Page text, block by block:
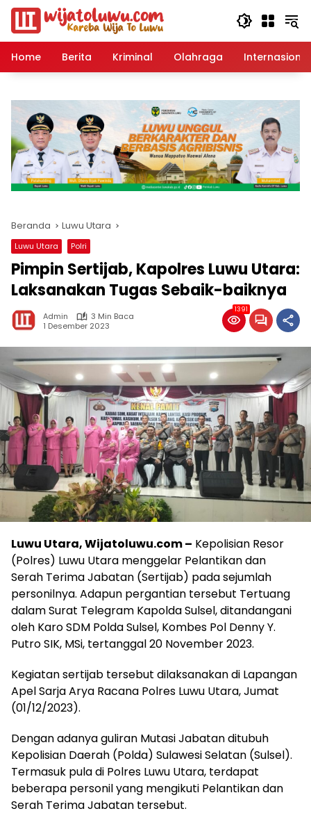
Langsung
konten
Home
Berita Kriminal Olahraga Internasional
Beranda Luwu Utara
Luwu Utara Polri
Pimpin Sertijab, Kapolres Luwu Utara:
Laksanakan Tugas Sebaik-baiknya
Admin
3 Min Baca
1 Desember 2023
1391
Luwu Utara, Wijatoluwu.com – Kepolisian Resor
(Polres) Luwu Utara menggelar Pelantikan dan
Serah Terima Jabatan (Sertijab) pada sejumlah
personilnya. Adapun pergantian tersebut Tertuang
dalam Surat Telegram Kapolda Sulsel, ditandangani
oleh Karo SDM Polda Sulsel, Kombes Pol Denny Y.
Putro SIK, MSi, tertanggal 20 November 2023.
Kegiatan sertijab tersebut dilaksanakan di Lapangan
Apel Sarja Arya Racana Polres Luwu Utara, Jumat
(01/12/2023).
Dengan adanya guliran Mutasi Jabatan ditubuh
Kepolisian Daerah (Polda) Sulawesi Selatan (Sulsel).
Termasuk pula di Polres Luwu Utara, terdapat
beberapa personil yang mengikuti Pelantikan dan
Serah Terima Jabatan tersebut.